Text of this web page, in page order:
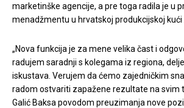
marketinške agencije, a pre toga radila je u
menadžmentu u hrvatskoj produkcijskoj kući
„Nova funkcija je za mene velika čast i
radujem saradnji s kolegama iz regiona,
iskustava. Verujem da ćemo zajedničkim
radom ostvariti zapažene rezultate na svim
Galić Baksa povodom preuzimanja nove